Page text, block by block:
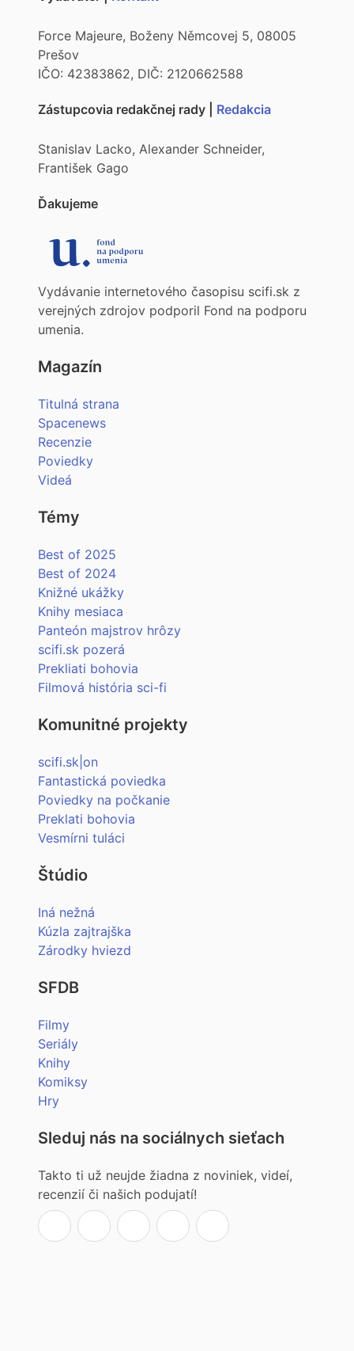
Force Majeure, Boženy Němcovej 5, 08005
Prešov
IČO: 42383862, DIČ: 2120662588
Zástupcovia redakčnej rady | Redakcia
Stanislav Lacko, Alexander Schneider,
František Gago
Ďakujeme
Vydávanie internetového časopisu scifi.sk z
verejných zdrojov podporil Fond na podporu
umenia.
Magazín
Titulná strana
Spacenews
Recenzie
Poviedky
Videá
Témy
Best of 2025
Best of 2024
Knižné ukážky
Knihy mesiaca
Panteón majstrov hrôzy
scifi.sk pozerá
Prekliati bohovia
Filmová história sci-fi
Komunitné projekty
scifi.sk|on
Fantastická poviedka
Poviedky na počkanie
Preklati bohovia
Vesmírni tuláci
Štúdio
Iná nežná
Kúzla zajtrajška
Zárodky hviezd
SFDB
Filmy
Seriály
Knihy
Komiksy
Hry
Sleduj nás na sociálnych sieťach
Takto ti už neujde žiadna z noviniek, videí,
recenzií či našich podujatí!